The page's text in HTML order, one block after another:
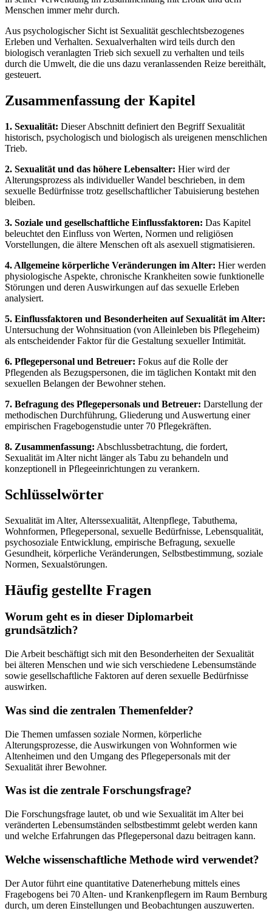
Menschen immer mehr durch.
Aus psychologischer Sicht ist Sexualität geschlechtsbezogenes
Erleben und Verhalten. Sexualverhalten wird teils durch den
biologisch veranlagten Trieb sich sexuell zu verhalten und teils
durch die Umwelt, die die uns dazu veranlassenden Reize bereithält,
gesteuert.
Zusammenfassung der Kapitel
1. Sexualität: Dieser Abschnitt definiert den Begriff Sexualität
historisch, psychologisch und biologisch als ureigenen menschlichen
Trieb.
2. Sexualität und das höhere Lebensalter: Hier wird der
Alterungsprozess als individueller Wandel beschrieben, in dem
sexuelle Bedürfnisse trotz gesellschaftlicher Tabuisierung bestehen
bleiben.
3. Soziale und gesellschaftliche Einflussfaktoren: Das Kapitel
beleuchtet den Einfluss von Werten, Normen und religiösen
Vorstellungen, die ältere Menschen oft als asexuell stigmatisieren.
4. Allgemeine körperliche Veränderungen im Alter: Hier werden
physiologische Aspekte, chronische Krankheiten sowie funktionelle
Störungen und deren Auswirkungen auf das sexuelle Erleben
analysiert.
5. Einflussfaktoren und Besonderheiten auf Sexualität im Alter:
Untersuchung der Wohnsituation (von Alleinleben bis Pflegeheim)
als entscheidender Faktor für die Gestaltung sexueller Intimität.
6. Pflegepersonal und Betreuer: Fokus auf die Rolle der
Pflegenden als Bezugspersonen, die im täglichen Kontakt mit den
sexuellen Belangen der Bewohner stehen.
7. Befragung des Pflegepersonals und Betreuer: Darstellung der
methodischen Durchführung, Gliederung und Auswertung einer
empirischen Fragebogenstudie unter 70 Pflegekräften.
8. Zusammenfassung: Abschlussbetrachtung, die fordert,
Sexualität im Alter nicht länger als Tabu zu behandeln und
konzeptionell in Pflegeeinrichtungen zu verankern.
Schlüsselwörter
Sexualität im Alter, Alterssexualität, Altenpflege, Tabuthema,
Wohnformen, Pflegepersonal, sexuelle Bedürfnisse, Lebensqualität,
psychosoziale Entwicklung, empirische Befragung, sexuelle
Gesundheit, körperliche Veränderungen, Selbstbestimmung, soziale
Normen, Sexualstörungen.
Häufig gestellte Fragen
Worum geht es in dieser Diplomarbeit
grundsätzlich?
Die Arbeit beschäftigt sich mit den Besonderheiten der Sexualität
bei älteren Menschen und wie sich verschiedene Lebensumstände
sowie gesellschaftliche Faktoren auf deren sexuelle Bedürfnisse
auswirken.
Was sind die zentralen Themenfelder?
Die Themen umfassen soziale Normen, körperliche
Alterungsprozesse, die Auswirkungen von Wohnformen wie
Altenheimen und den Umgang des Pflegepersonals mit der
Sexualität ihrer Bewohner.
Was ist die zentrale Forschungsfrage?
Die Forschungsfrage lautet, ob und wie Sexualität im Alter bei
veränderten Lebensumständen selbstbestimmt gelebt werden kann
und welche Erfahrungen das Pflegepersonal dazu beitragen kann.
Welche wissenschaftliche Methode wird verwendet?
Der Autor führt eine quantitative Datenerhebung mittels eines
Fragebogens bei 70 Alten- und Krankenpflegern im Raum Bernburg
durch, um deren Einstellungen und Beobachtungen auszuwerten.